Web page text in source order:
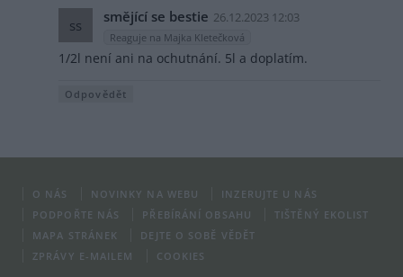
ss smějící se bestie 26.12.2023 12:03
Reaguje na Majka Kletečková
1/2l není ani na ochutnání. 5l a doplatím.
Odpovědět
O NÁS NOVINKY NA WEBU
INZERUJTE U NÁS
PODPOŘTE NÁS
PŘEBÍRÁNÍ OBSAHU
TIŠTĚNÝ EKOLIST
MAPA STRÁNEK
DEJTE O SOBĚ VĚDĚT
ZPRÁVY E-MAILEM
COOKIES